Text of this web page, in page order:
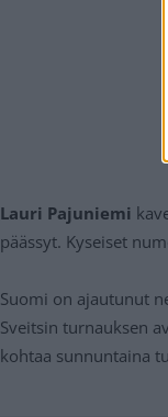
Lauri Pajuniemi
päässyt. Kyseiset
Suomi on ajautunut
Sveitsin turnauksen
kohtaa sunnuntaina